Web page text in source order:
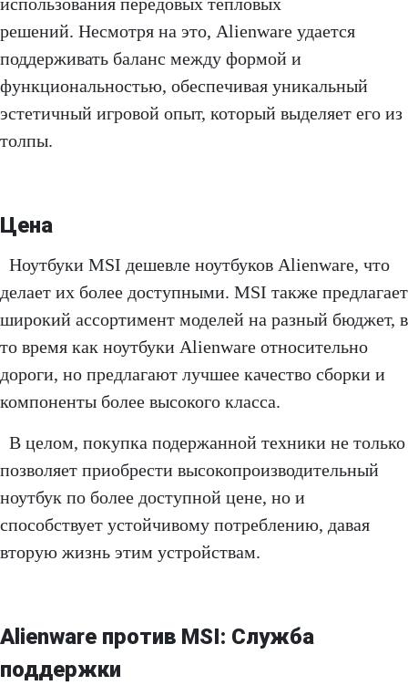
решений. Несмотря на это, Alienware удается
поддерживать баланс между формой и
функциональностью, обеспечивая уникальный
эстетичный игровой опыт, который выделяет его из
толпы.
Цена
Ноутбуки MSI дешевле ноутбуков Alienware, что
делает их более доступными. MSI также предлагает
широкий ассортимент моделей на разный бюджет, в
то время как ноутбуки Alienware относительно
дороги, но предлагают лучшее качество сборки и
компоненты более высокого класса.
В целом, покупка подержанной техники не только
позволяет приобрести высокопроизводительный
ноутбук по более доступной цене, но и
способствует устойчивому потреблению, давая
вторую жизнь этим устройствам.
Alienware против MSI: Служба
поддержки